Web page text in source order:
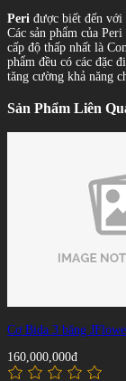
Peri được biết đến với
Các sản phẩm của
cấp độ thấp nhất là
phẩm đều có các đặc
tăng cường khả năng
Sản Phẩm Liên
Cơ Bida 3 băng
160,000,000đ